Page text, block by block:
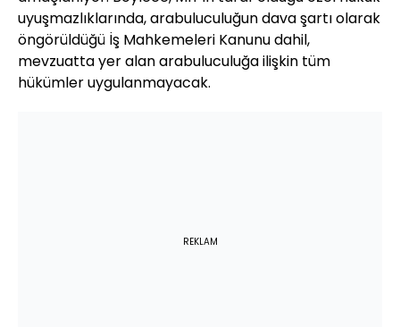
uyuşmazlıklarında, arabuluculuğun dava şartı olarak
öngörüldüğü İş Mahkemeleri Kanunu dahil,
mevzuatta yer alan arabuluculuğa ilişkin tüm
hükümler uygulanmayacak.
REKLAM